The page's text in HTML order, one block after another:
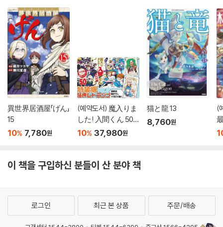
異世界居酒屋「げん」
15
10% 7,780원
(예약도서) 魔入りま
した! 入間くん 50
特裝版
10% 37,980원
猫と龍 13
8,760원
(
18
이 책을 구입하신 분들이 산 분야 책
로그인 최근 본 상품 주문/배송